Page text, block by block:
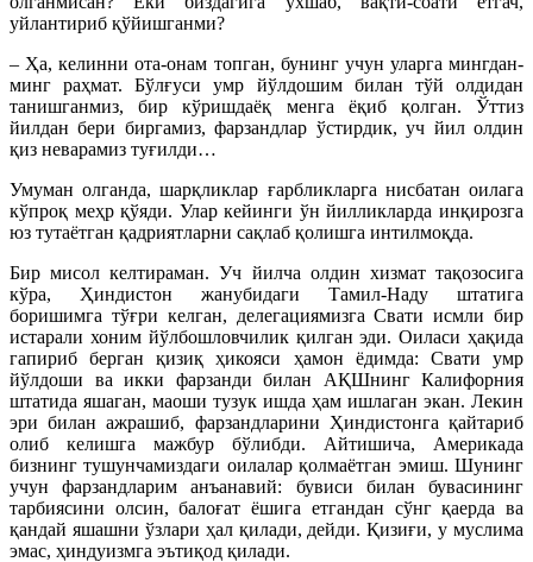
уйлантириб қўйишганми?
– Ҳа, келинни ота-онам топган, бунинг учун уларга мингдан-
минг раҳмат. Бўлғуси умр йўлдошим билан тўй олдидан
танишганмиз, бир кўришдаёқ менга ёқиб қолган. Ўттиз
йилдан бери биргамиз, фарзандлар ўстирдик, уч йил олдин
қиз неварамиз туғилди…
Умуман олганда, шарқликлар ғарбликларга нисбатан оилага
кўпроқ меҳр қўяди. Улар кейинги ўн йилликларда инқирозга
юз тутаётган қадриятларни сақлаб қолишга интилмоқда.
Бир мисол келтираман. Уч йилча олдин хизмат тақозосига
кўра, Ҳиндистон жанубидаги Тамил-Наду штатига
боришимга тўғри келган, делегациямизга Свати исмли бир
истарали хоним йўлбошловчилик қилган эди. Оиласи ҳақида
гапириб берган қизиқ ҳикояси ҳамон ёдимда: Свати умр
йўлдоши ва икки фарзанди билан АҚШнинг Калифорния
штатида яшаган, маоши тузук ишда ҳам ишлаган экан. Лекин
эри билан ажрашиб, фарзандларини Ҳиндистонга қайтариб
олиб келишга мажбур бўлибди. Айтишича, Америкада
бизнинг тушунчамиздаги оилалар қолмаётган эмиш. Шунинг
учун фарзандларим анъанавий: бувиси билан бувасининг
тарбиясини олсин, балоғат ёшига етгандан сўнг қаерда ва
қандай яшашни ўзлари ҳал қилади, дейди. Қизиғи, у муслима
эмас, ҳиндуизмга эътиқод қилади.